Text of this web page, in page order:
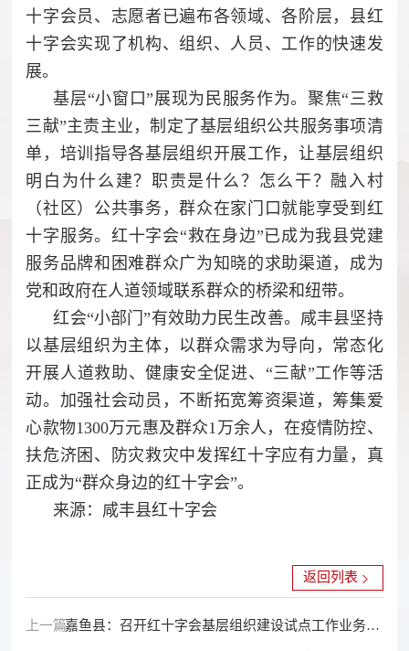
十字会员、志愿者已遍布各领域、各阶层，县红
十字会实现了机构、组织、人员、工作的快速发
展。
基层“小窗口”展现为民服务作为。聚焦“三救
三献”主责主业，制定了基层组织公共服务事项清
单，培训指导各基层组织开展工作，让基层组织
明白为什么建？职责是什么？怎么干？融入村
（社区）公共事务，群众在家门口就能享受到红
十字服务。红十字会“救在身边”已成为我县党建
服务品牌和困难群众广为知晓的求助渠道，成为
党和政府在人道领域联系群众的桥梁和纽带。
红会“小部门”有效助力民生改善。咸丰县坚持
以基层组织为主体，以群众需求为导向，常态化
开展人道救助、健康安全促进、“三献”工作等活
动。加强社会动员，不断拓宽筹资渠道，筹集爱
心款物1300万元惠及群众1万余人，在疫情防控、
扶危济困、防灾救灾中发挥红十字应有力量，真
正成为“群众身边的红十字会”。
来源：咸丰县红十字会
上一篇：嘉鱼县：召开红十字会基层组织建设试点工作业务培
返回列表